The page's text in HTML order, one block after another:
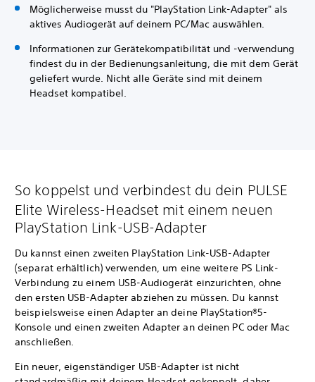
Möglicherweise musst du "PlayStation Link-Adapter" als
aktives Audiogerät auf deinem PC/Mac auswählen.
Informationen zur Gerätekompatibilität und -verwendung
findest du in der Bedienungsanleitung, die mit dem Gerät
geliefert wurde. Nicht alle Geräte sind mit deinem
Headset kompatibel.
So koppelst und verbindest du dein PULSE
Elite Wireless-Headset mit einem neuen
PlayStation Link-USB-Adapter
Du kannst einen zweiten PlayStation Link-USB-Adapter
(separat erhältlich) verwenden, um eine weitere PS Link-
Verbindung zu einem USB-Audiogerät einzurichten, ohne
den ersten USB-Adapter abziehen zu müssen. Du kannst
beispielsweise einen Adapter an deine PlayStation®5-
Konsole und einen zweiten Adapter an deinen PC oder Mac
anschließen.
Ein neuer, eigenständiger USB-Adapter ist nicht